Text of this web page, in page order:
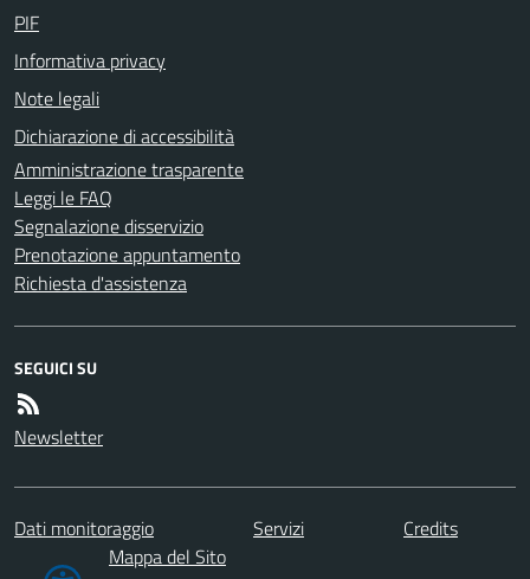
PIF
Informativa privacy
Note legali
Dichiarazione di accessibilità
Amministrazione trasparente
Leggi le FAQ
Segnalazione disservizio
Prenotazione appuntamento
Richiesta d'assistenza
SEGUICI SU
Newsletter
Dati monitoraggio Servizi
Credits
Mappa del Sito